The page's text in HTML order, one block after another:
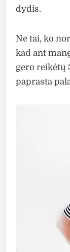
dydis.
Ne tai, ko
kad ant
gero reikėtų
paprasta